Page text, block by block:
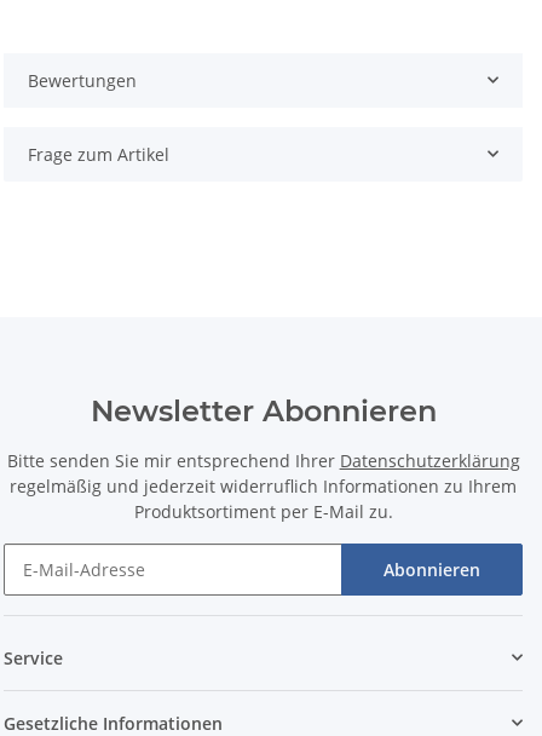
Bewertungen
Frage zum Artikel
Newsletter Abonnieren
Bitte senden Sie mir entsprechend Ihrer Datenschutzerklärung
regelmäßig und jederzeit widerruflich Informationen zu Ihrem
Produktsortiment per E-Mail zu.
Abonnieren
Service
Gesetzliche Informationen